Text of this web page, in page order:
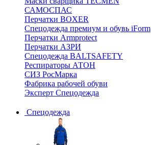
САМОСПАС
Перчатки BOXER
Спецодежда премиум и обувь iForm
Перчатки Armprotect
Перчатки АЗРИ
Спецодежда BALTSAFETY
Респираторы АТОН
СИЗ РосМарка
Фабрика рабочей обуви
Эксперт Спецодежда
Спецодежда